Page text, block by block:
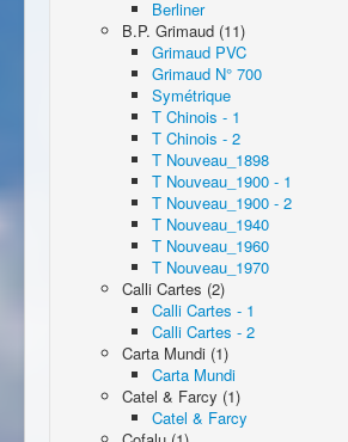
Berliner
B.P. Grimaud (11)
Grimaud PVC
Grimaud N° 700
Symétrique
T Chinois - 1
T Chinois - 2
T Nouveau_1898
T Nouveau_1900 - 1
T Nouveau_1900 - 2
T Nouveau_1940
T Nouveau_1960
T Nouveau_1970
Calli Cartes (2)
Calli Cartes - 1
Calli Cartes - 2
Carta Mundi (1)
Carta Mundi
Catel & Farcy (1)
Catel & Farcy